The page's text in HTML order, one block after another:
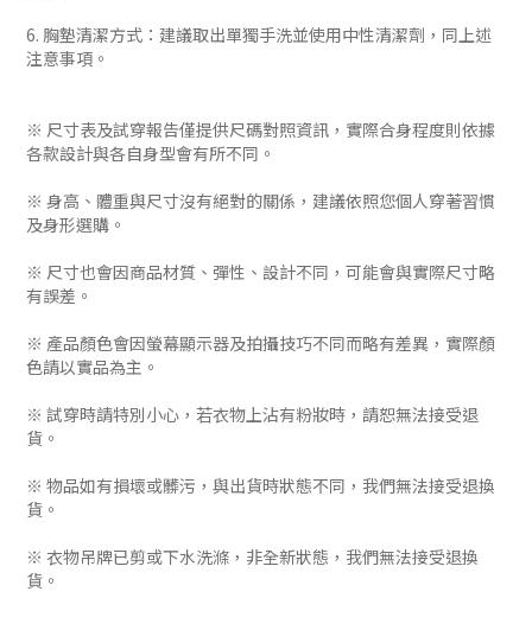
6. 胸墊清潔方式：建議取出單獨手洗並使用中性清潔劑，同上述
注意事項。
※ 尺寸表及試穿報告僅提供尺碼對照資訊，實際合身程度則依據
各款設計與各自身型會有所不同。
※ 身高、體重與尺寸沒有絕對的關係，建議依照您個人穿著習慣
及身形選購。
※ 尺寸也會因商品材質、彈性、設計不同，可能會與實際尺寸略
有誤差。
※ 產品顏色會因螢幕顯示器及拍攝技巧不同而略有差異，實際顏
色請以實品為主。
※ 試穿時請特別小心，若衣物上沾有粉妝時，請恕無法接受退
貨。
※ 物品如有損壞或髒污，與出貨時狀態不同，我們無法接受退換
貨。
※ 衣物吊牌已剪或下水洗滌，非全新狀態，我們無法接受退換
貨。